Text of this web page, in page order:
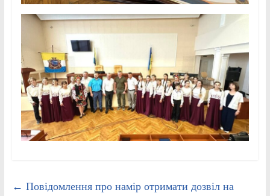
← Повідомлення про намір отримати дозвіл на